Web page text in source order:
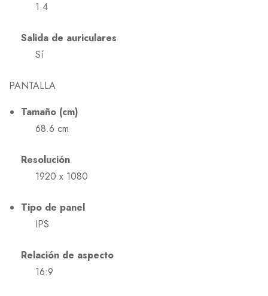
1.4
Salida de auriculares
Sí
PANTALLA
Tamaño (cm)
68.6 cm
Resolución
1920 x 1080
Tipo de panel
IPS
Relación de aspecto
16:9